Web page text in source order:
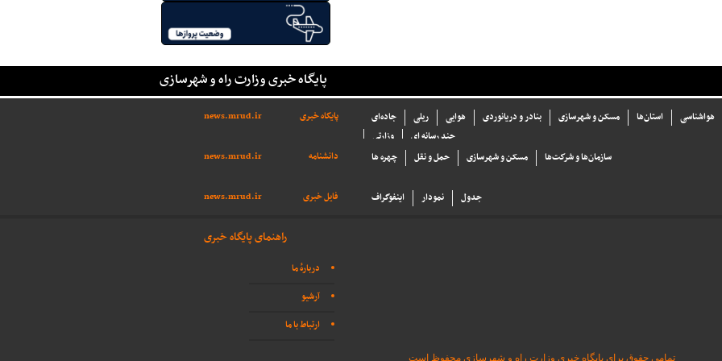
پایگاه خبری وزارت راه و شهرسازی
پایگاه خبری news.mrud.ir جاده‌ای ریلی هوایی بنادر و دریانوردی مسکن و شهرسازی استان‌ها
هواشناسی
وزارتی
چند رسانه ای
دانشنامه
news.mrud.ir چهره ها حمل و نقل مسکن و شهرسازی سازما‌ن‌ها و شركت‌ها
فایل خبری news.mrud.ir اینفوگراف نمودار جدول
راهنمای پایگاه خبری
دربارهٔ ما
آرشیو
ارتباط با ما
تمامی حقوق برای پایگاه خبری وزارت راه و شهرسازی محفوظ است